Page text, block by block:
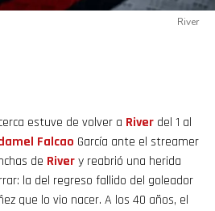
River
estuve de volver a River del 1 al
Falcao García ante el streamer
de Rivery reabrió una herida
la del regreso fallido del goleador
que lo vio nacer. A los 40 años, el